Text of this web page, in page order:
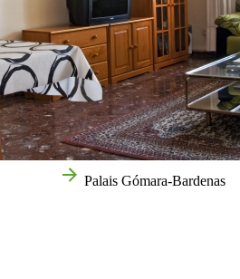
Palais Gómara-Bardenas